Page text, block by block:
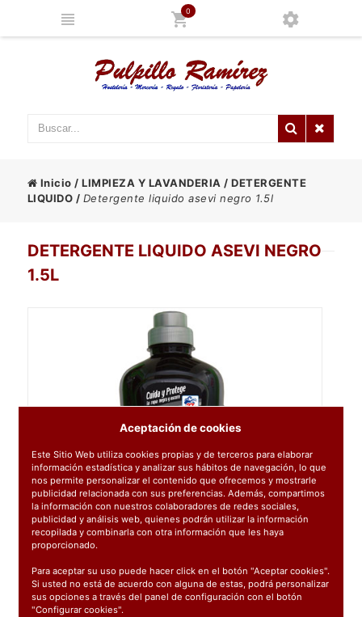
0
Inicio /LIMPIEZA Y LAVANDERIA /DETERGENTE
LIQUIDO / Detergente liquido asevi negro 1.5l
DETERGENTE LIQUIDO ASEVI NEGRO
1.5L
Aceptación de cookies
Este Sitio Web utiliza cookies propias y de terceros para elaborar
información estadística y analizar sus hábitos de navegación, lo que
nos permite personalizar el contenido que ofrecemos y mostrarle
publicidad relacionada con sus preferencias. Además, compartimos
la información con nuestros colaboradores de redes sociales,
publicidad y análisis web, quienes podrán utilizar la información
recopilada y combinarla con otra información que les haya
proporcionado.
Para aceptar su uso puede hacer click en el botón "Aceptar cookies".
Si usted no está de acuerdo con alguna de estas, podrá personalizar
sus opciones a través del panel de configuración con el botón
"Configurar cookies".